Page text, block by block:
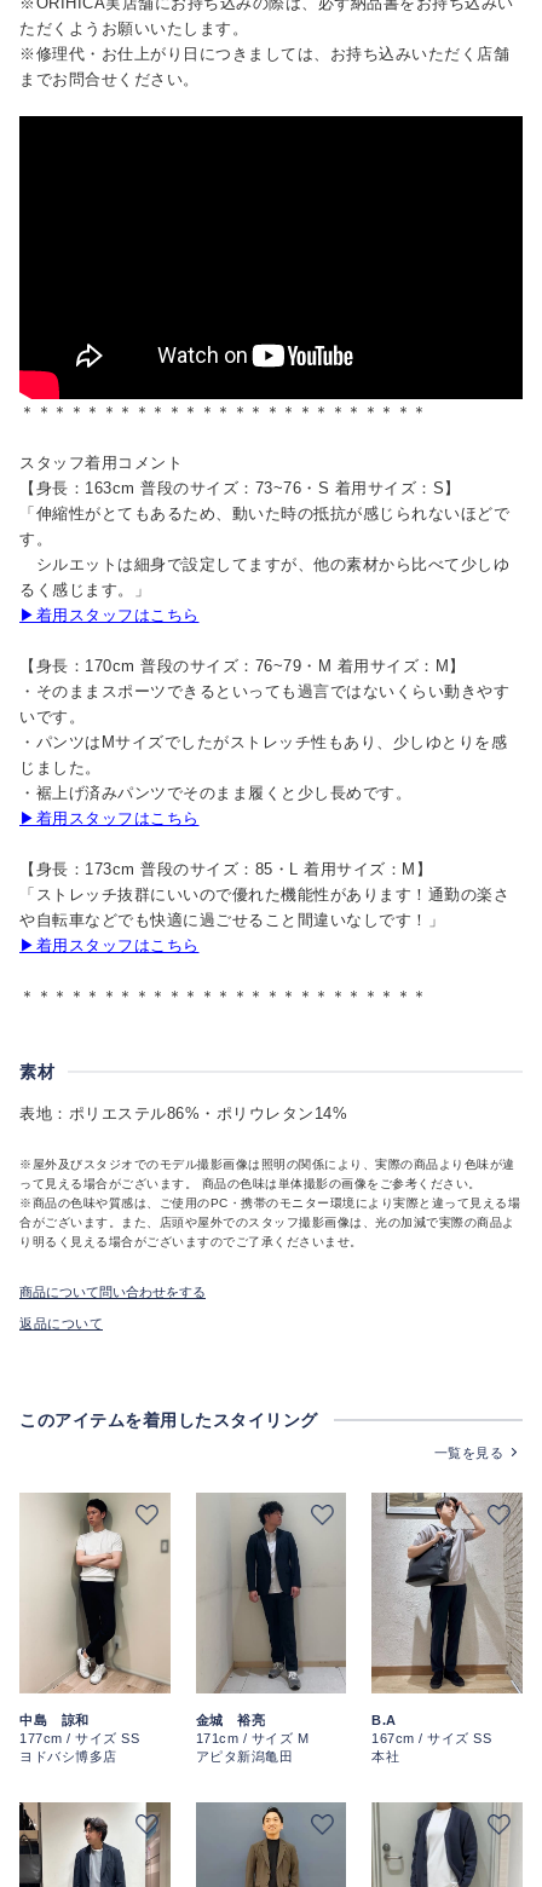
ただくようお願いいたします。
※修理代・お仕上がり日につきましては、お持ち込みいただく店舗
までお問合せください。
＊＊＊＊＊＊＊＊＊＊＊＊＊＊＊＊＊＊＊＊＊＊＊＊＊
スタッフ着用コメント
【身長：163cm 普段のサイズ：73~76・S 着用サイズ：S】
「伸縮性がとてもあるため、動いた時の抵抗が感じられないほどで
す。
シルエットは細身で設定してますが、他の素材から比べて少しゆ
るく感じます。」
▶着用スタッフはこちら
【身長：170cm 普段のサイズ：76~79・M 着用サイズ：M】
・そのままスポーツできるといっても過言ではないくらい動きやす
いです。
・パンツはMサイズでしたがストレッチ性もあり、少しゆとりを感
じました。
・裾上げ済みパンツでそのまま履くと少し長めです。
▶着用スタッフはこちら
【身長：173cm 普段のサイズ：85・L 着用サイズ：M】
「ストレッチ抜群にいいので優れた機能性があります！通勤の楽さ
や自転車などでも快適に過ごせること間違いなしです！」
▶着用スタッフはこちら
＊＊＊＊＊＊＊＊＊＊＊＊＊＊＊＊＊＊＊＊＊＊＊＊＊
素材
表地：ポリエステル86%・ポリウレタン14%
※屋外及びスタジオでのモデル撮影画像は照明の関係により、実際の商品より色味が違
って見える場合がございます。 商品の色味は単体撮影の画像をご参考ください。
※商品の色味や質感は、ご使用のPC・携帯のモニター環境により実際と違って見える場
合がございます。また、店頭や屋外でのスタッフ撮影画像は、光の加減で実際の商品よ
り明るく見える場合がございますのでご了承くださいませ。
商品について問い合わせをする
返品について
このアイテムを着用したスタイリング
一覧を見る
中島 諒和
177cm / サイズ SS
ヨドバシ博多店
金城 裕亮
171cm / サイズ M
アピタ新潟亀田
B.A
167cm / サイズ SS
本社